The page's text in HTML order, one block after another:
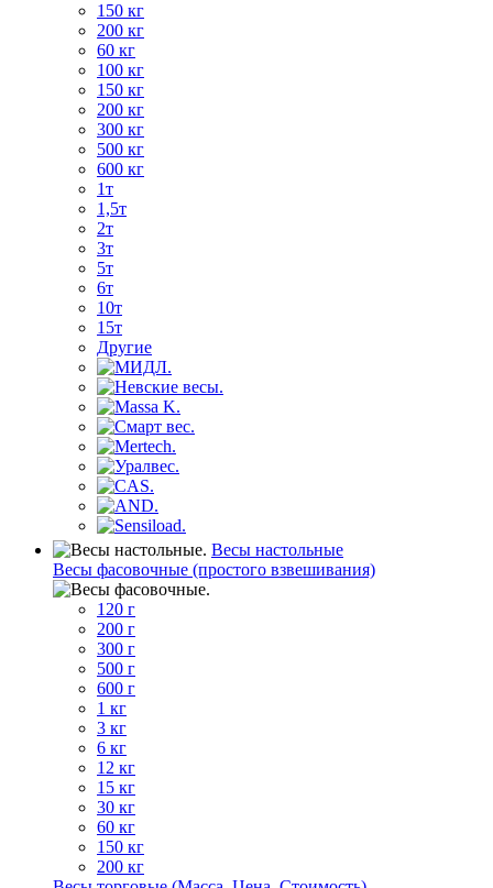
150 кг
200 кг
60 кг
100 кг
150 кг
200 кг
300 кг
500 кг
600 кг
1т
1,5т
2т
3т
5т
6т
10т
15т
Другие
Весы настольные
Весы фасовочные (простого взвешивания)
120 г
200 г
300 г
500 г
600 г
1 кг
3 кг
6 кг
12 кг
15 кг
30 кг
60 кг
150 кг
200 кг